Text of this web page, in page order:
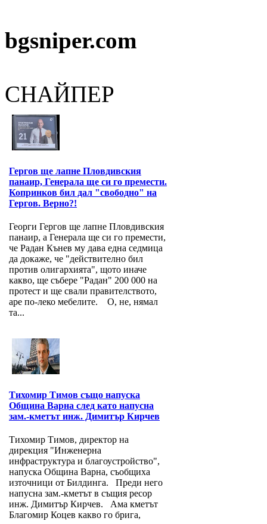
bgsniper.com
СНАЙПЕР
Гергов ще лапне Пловдивския
панаир, Генерала ще си го премести.
Копринков бил дал "свободно" на
Гергов. Верно?!
Георги Гергов ще лапне Пловдивския
панаир, а Генерала ще си го премести,
че Радан Кънев му дава една седмица
да докаже, че "действително бил
против олигархията", щото иначе
какво, ще събере "Радан" 200 000 на
протест и ще свали правителството,
аре по-леко мебелите. О, не, нямал
та...
Тихомир Тимов също напуска
Община Варна след като напусна
зам.-кметът инж. Димитър Кирчев
Тихомир Тимов, директор на
дирекция "Инженерна
инфраструктура и благоустройство",
напуска Община Варна, съобщиха
източници от Билдинга. Преди него
напусна зам.-кметът в същия ресор
инж. Димитър Кирчев. Ама кметът
Благомир Коцев какво го брига,